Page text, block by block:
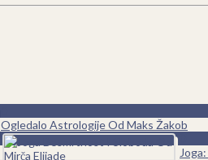
Ogledalo Astrologije Od Maks Žakob